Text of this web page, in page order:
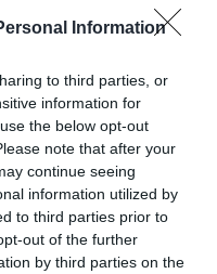
Information
to third parties, or
information for
the below opt-out
note that after your
continue seeing
information utilized by
to third parties prior to
out of the further
by third parties on the
το αυριανό πρώτο
ο Παναθηναϊκός